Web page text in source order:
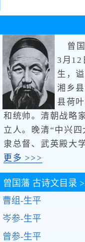
曾国
3月12
生，
湘乡
县荷
和统帅。清朝战略
立人。晚清“中兴
隶总督、武英殿大
更多 >>>
曾国藩 古诗文目录
曹组-生平
岑参-生平
曾参-生平